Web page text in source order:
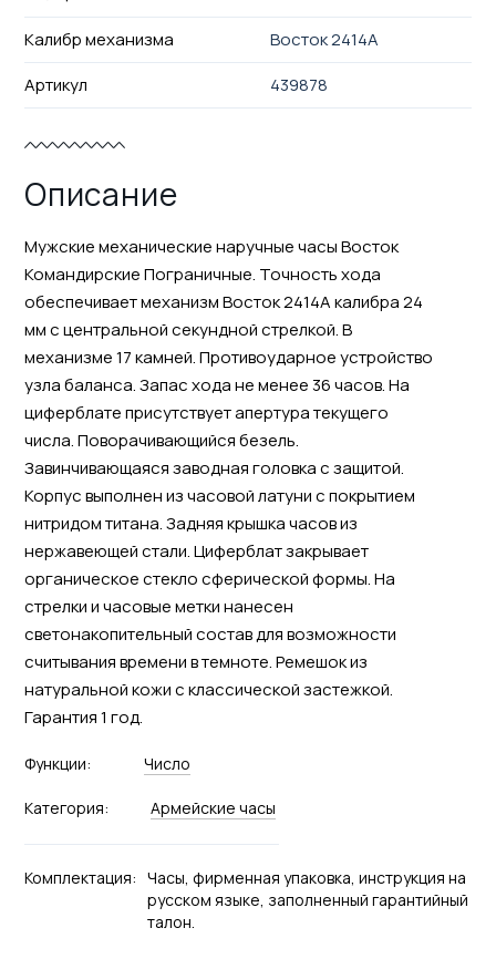
Калибр механизма
Восток 2414А
Артикул
439878
Описание
Мужские механические наручные часы Восток
Командирские Пограничные. Точность хода
обеспечивает механизм Восток 2414А калибра 24
мм с центральной секундной стрелкой. В
механизме 17 камней. Противоударное устройство
узла баланса. Запас хода не менее 36 часов. На
циферблате присутствует апертура текущего
числа. Поворачивающийся безель.
Завинчивающаяся заводная головка с защитой.
Корпус выполнен из часовой латуни с покрытием
нитридом титана. Задняя крышка часов из
нержавеющей стали. Циферблат закрывает
органическое стекло сферической формы. На
стрелки и часовые метки нанесен
светонакопительный состав для возможности
считывания времени в темноте. Ремешок из
натуральной кожи с классической застежкой.
Гарантия 1 год.
Функции: Число
Категория: Армейские часы
Комплектация: Часы, фирменная упаковка, инструкция на
русском языке, заполненный гарантийный
талон.